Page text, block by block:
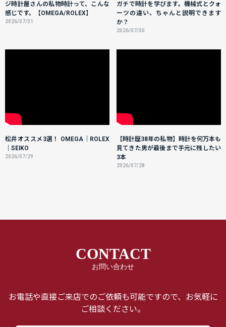
ジ時計屋さんの私物時計って、こんな
感じです。【OMEGA/ROLEX】
2026/07/31
ガチで時計を学びます。機械式とクォ
ーツの違い、ちゃんと説明できます
か？
2026/07/30
松井オススメ3選！ OMEGA｜ROLEX
｜SEIKO
2026/07/29
【時計歴38年の私物】時計を何万本も
見てきた男が最後まで手元に残したい
3本
2026/07/28
CONTACT
お問い合わせ
お電話や直接ご来店でのご依頼も可能ですので、お気軽に
ご相談ください。